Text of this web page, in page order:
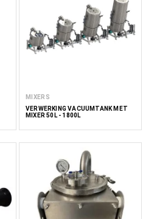
MIXERS
VERWERKING VACUÜMTANK MET
MIXER 50L - 1800L